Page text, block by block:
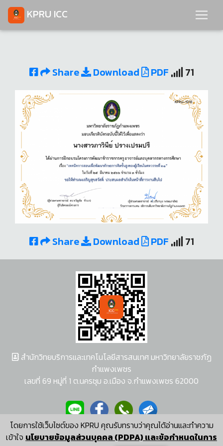
KPRU ICC
Share Download PDF 71
Share Download PDF 71
โดยการใช้เว็บไซต์ของ KPRU คุณรับทราบว่าคุณได้อ่านและทำความ
เข้าใจ นโยบายข้อมูลส่วนบุคคล (PDPA) และข้อกำหนดในการ
สำนักวิทยบริการและเทคโนโลยีสารสนเทศ มหาวิทยาลัยราชภัฏ
กำแพงเพชร
เลขที่ 69 หมู่ที่ 1 ต.นครชุม อ.เมือง จ.กำแพงเพชร 62000
ผู้พัฒนาระบบ อนุชา พวงผกา